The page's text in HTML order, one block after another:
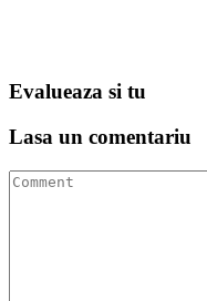
Evalueaza si tu
Lasa un comentariu